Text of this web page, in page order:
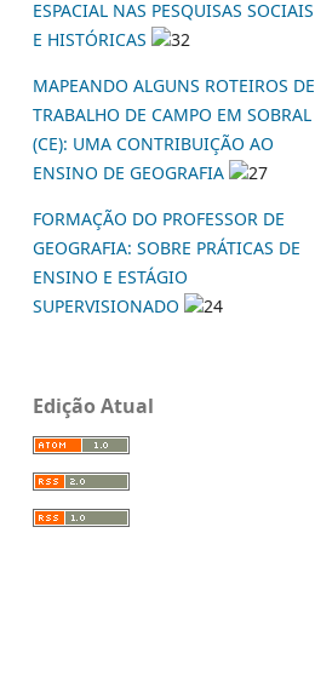
ESPACIAL NAS PESQUISAS SOCIAIS
E HISTÓRICAS
32
MAPEANDO ALGUNS ROTEIROS DE
TRABALHO DE CAMPO EM SOBRAL
(CE): UMA CONTRIBUIÇÃO AO
ENSINO DE GEOGRAFIA
27
FORMAÇÃO DO PROFESSOR DE
GEOGRAFIA: SOBRE PRÁTICAS DE
ENSINO E ESTÁGIO
SUPERVISIONADO
24
Edição Atual